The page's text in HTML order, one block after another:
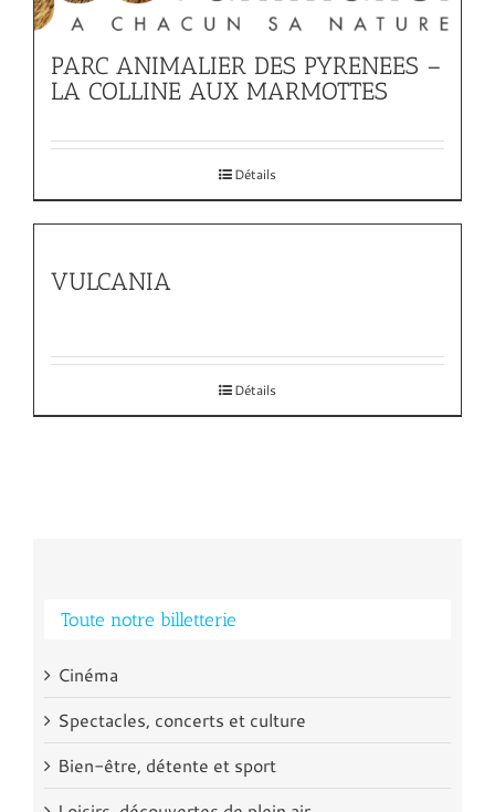
PARC ANIMALIER DES PYRENEES –
LA COLLINE AUX MARMOTTES
Détails
VULCANIA
Détails
Toute notre billetterie
Cinéma
Spectacles, concerts et culture
Bien-être, détente et sport